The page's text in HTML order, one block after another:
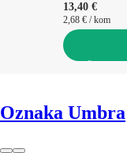
13,40 €
2,68 € / kom
Oznaka Umbra